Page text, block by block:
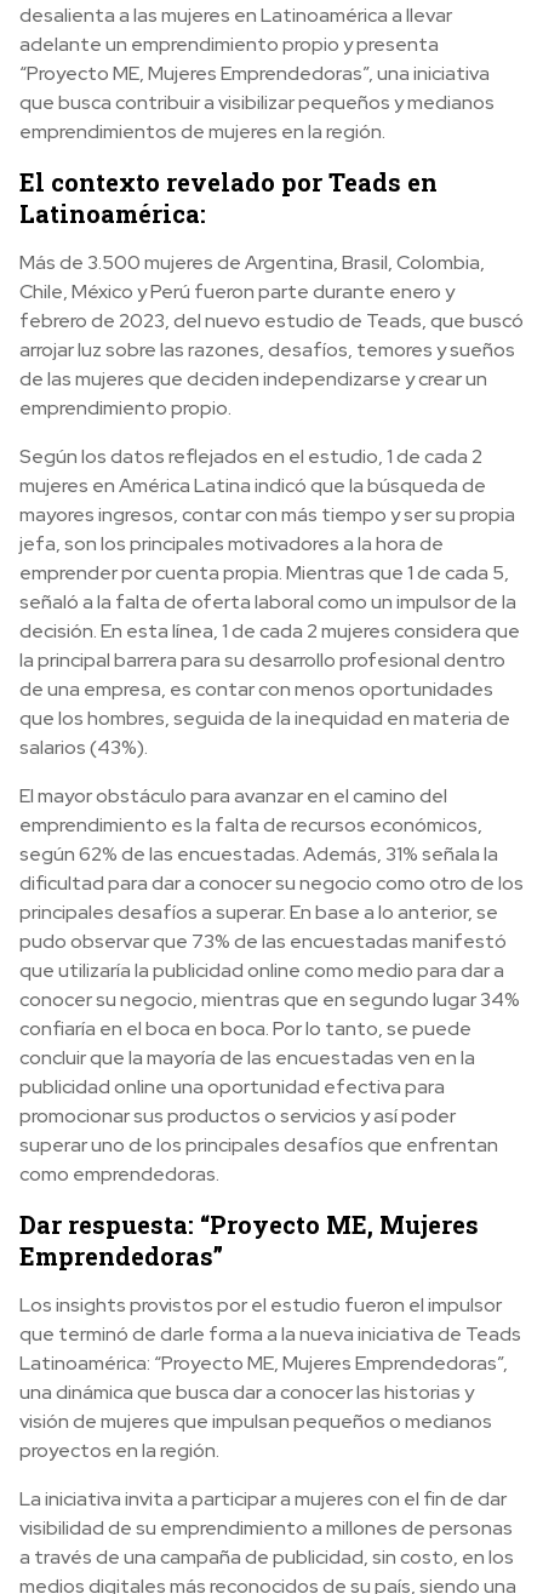
desalienta a las mujeres en Latinoamérica a llevar
adelante un emprendimiento propio y presenta
“Proyecto ME, Mujeres Emprendedoras”, una iniciativa
que busca contribuir a visibilizar pequeños y medianos
emprendimientos de mujeres en la región.
El contexto revelado por Teads en
Latinoamérica:
Más de 3.500 mujeres de Argentina, Brasil, Colombia,
Chile, México y Perú fueron parte durante enero y
febrero de 2023, del nuevo estudio de Teads, que buscó
arrojar luz sobre las razones, desafíos, temores y sueños
de las mujeres que deciden independizarse y crear un
emprendimiento propio.
Según los datos reflejados en el estudio, 1 de cada 2
mujeres en América Latina indicó que la búsqueda de
mayores ingresos, contar con más tiempo y ser su propia
jefa, son los principales motivadores a la hora de
emprender por cuenta propia. Mientras que 1 de cada 5,
señaló a la falta de oferta laboral como un impulsor de la
decisión. En esta línea, 1 de cada 2 mujeres considera que
la principal barrera para su desarrollo profesional dentro
de una empresa, es contar con menos oportunidades
que los hombres, seguida de la inequidad en materia de
salarios (43%).
El mayor obstáculo para avanzar en el camino del
emprendimiento es la falta de recursos económicos,
según 62% de las encuestadas. Además, 31% señala la
dificultad para dar a conocer su negocio como otro de los
principales desafíos a superar. En base a lo anterior, se
pudo observar que 73% de las encuestadas manifestó
que utilizaría la publicidad online como medio para dar a
conocer su negocio, mientras que en segundo lugar 34%
confiaría en el boca en boca. Por lo tanto, se puede
concluir que la mayoría de las encuestadas ven en la
publicidad online una oportunidad efectiva para
promocionar sus productos o servicios y así poder
superar uno de los principales desafíos que enfrentan
como emprendedoras.
Dar respuesta: “Proyecto ME, Mujeres
Emprendedoras”
Los insights provistos por el estudio fueron el impulsor
que terminó de darle forma a la nueva iniciativa de Teads
Latinoamérica: “Proyecto ME, Mujeres Emprendedoras”,
una dinámica que busca dar a conocer las historias y
visión de mujeres que impulsan pequeños o medianos
proyectos en la región.
La iniciativa invita a participar a mujeres con el fin de dar
visibilidad de su emprendimiento a millones de personas
a través de una campaña de publicidad, sin costo, en los
medios digitales más reconocidos de su país, siendo una